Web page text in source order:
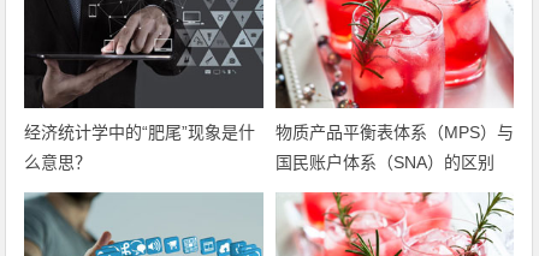
经济统计学中的“肥尾”现象是什
么意思？
物质产品平衡表体系（MPS）与
国民账户体系（SNA）的区别